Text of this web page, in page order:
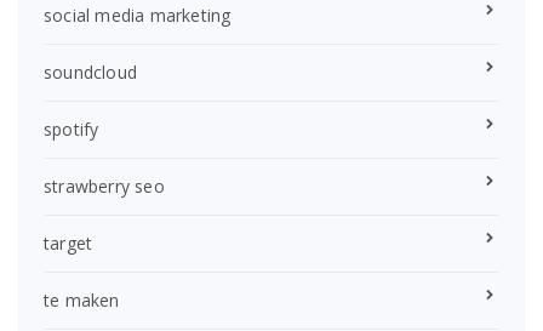
social media marketing
soundcloud
spotify
strawberry seo
target
te maken